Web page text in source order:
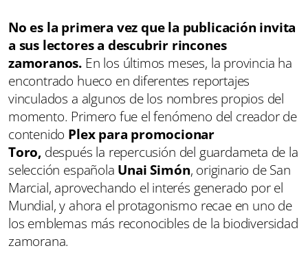
No es la primera vez que la publicación invita
a sus lectores a descubrir rincones
zamoranos. En los últimos meses, la provincia ha
encontrado hueco en diferentes reportajes
vinculados a algunos de los nombres propios del
momento. Primero fue el fenómeno del creador de
contenido Plex para promocionar
Toro, después la repercusión del guardameta de la
selección española Unai Simón, originario de San
Marcial, aprovechando el interés generado por el
Mundial, y ahora el protagonismo recae en uno de
los emblemas más reconocibles de la biodiversidad
zamorana.